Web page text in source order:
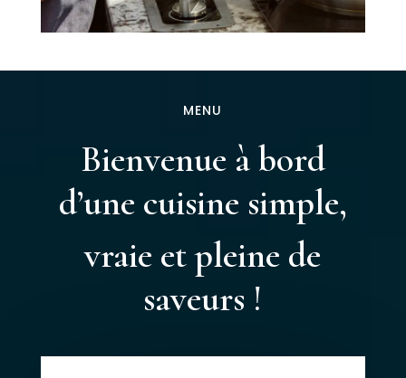
MENU
Bienvenue à bord
d’une cuisine simple,
vraie et pleine de
saveurs !